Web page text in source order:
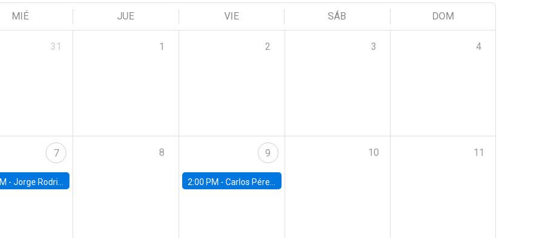
MIÉ JUE VIE SÁB DOM
31 1 2 3 4
7
-Jorge Rodriguez, Universidad de Los Andes
8 9
2:00 PM - Carlos Pérez, Universidad Finis Terrae
10 11